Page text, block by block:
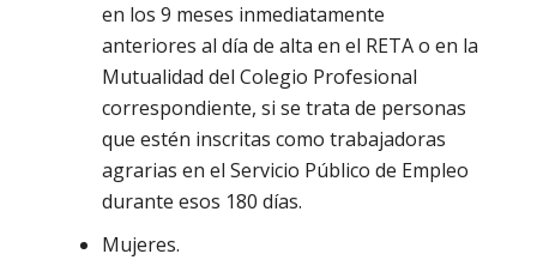
en los 9 meses inmediatamente
anteriores al día de alta en el RETA o en la
Mutualidad del Colegio Profesional
correspondiente, si se trata de personas
que estén inscritas como trabajadoras
agrarias en el Servicio Público de Empleo
durante esos 180 días.
Mujeres.